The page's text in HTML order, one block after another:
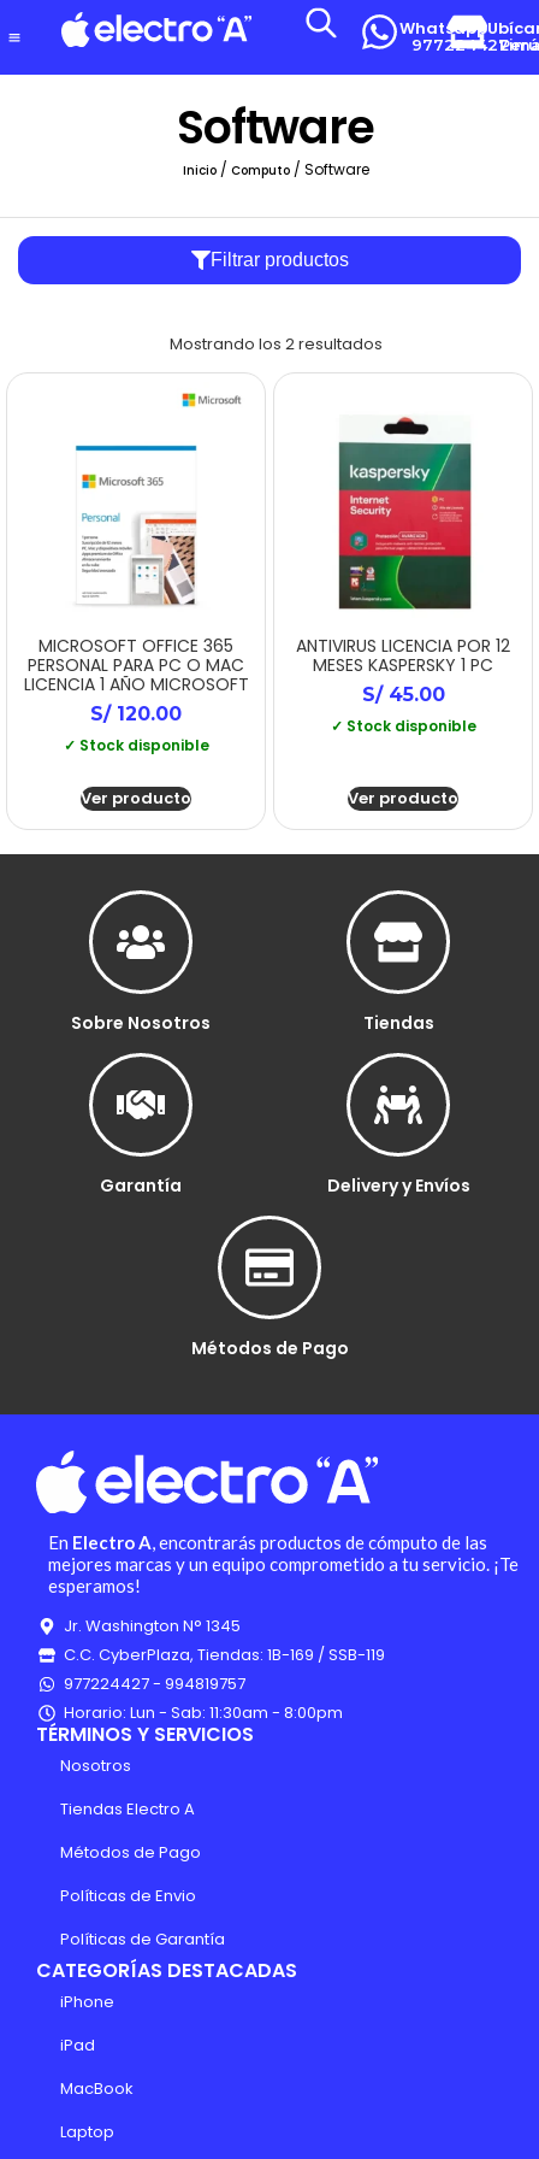
Whatsapp
977224427Lima-Perú
Software
Inicio/ Computo/ Software
Filtrar productos
Mostrando los 2 resultados
MICROSOFT OFFICE 365
PERSONAL PARA PC O MAC
LICENCIA 1 AÑO MICROSOFT
S/120.00
✓ Stock disponible
Ver producto
ANTIVIRUS LICENCIA POR 12
MESES KASPERSKY 1 PC
S/45.00
✓ Stock disponible
Ver producto
Sobre Nosotros Tiendas
Garantía Delivery y Envíos
Métodos de Pago
En Electro A, encontrarás productos de cómputo de las
mejores marcas y un equipo comprometido a tu servicio. ¡Te
esperamos!
Jr. Washington N° 1345
C.C. CyberPlaza, Tiendas: 1B-169 / SSB-119
977224427 - 994819757
Horario: Lun - Sab: 11:30am - 8:00pm
TÉRMINOS Y SERVICIOS
Nosotros
Tiendas Electro A
Métodos de Pago
Políticas de Envio
Políticas de Garantía
CATEGORÍAS DESTACADAS
iPhone
iPad
MacBook
Laptop